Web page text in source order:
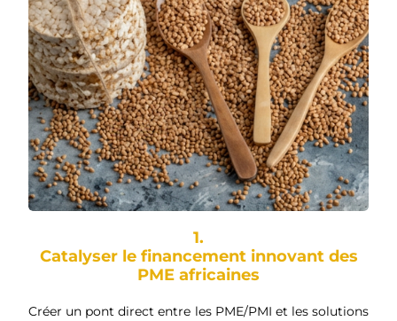
1.
Catalyser le financement innovant des
PME africaines
Créer un pont direct entre les PME/PMI et les solutions